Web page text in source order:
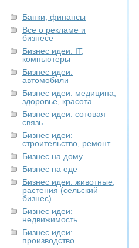
Банки, финансы
Все о рекламе и
бизнесе
Бизнес идеи: IT,
компьютеры
Бизнес идеи:
автомобили
Бизнес идеи: медицина,
здоровье, красота
Бизнес идеи: сотовая
связь
Бизнес идеи:
строительство, ремонт
Бизнес на дому
Бизнес на еде
Бизнес идеи: животные,
растения (сельский
бизнес)
Бизнес идеи:
недвижимость
Бизнес идеи:
производство